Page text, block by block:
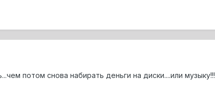
потом снова набирать деньги на диски....или музыку!!!